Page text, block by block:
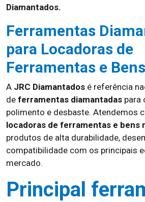
Diamantados.
Ferramentas
para Locadoras de
Ferramentas e
A JRC Diamantados é referência
de ferramentas diamantadas para
polimento e desbaste. Atendemos
locadoras de ferramentas e bens
produtos de alta durabilidade,
compatibilidade com os principais
mercado.
Principal